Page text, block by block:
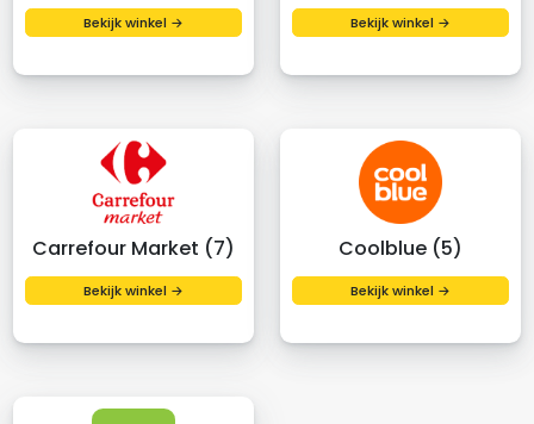
Bekijk winkel → Bekijk winkel →
Carrefour Market (7)
Bekijk winkel →
Coolblue (5)
Bekijk winkel →